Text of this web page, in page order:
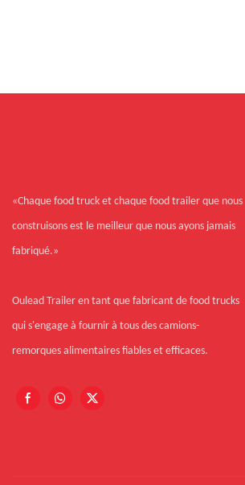
«Chaque food truck et chaque food trailer que nous
construisons est le meilleur que nous ayons jamais
fabriqué.»
Oulead Trailer en tant que fabricant de food trucks
qui s'engage à fournir à tous des camions-
remorques alimentaires fiables et efficaces.